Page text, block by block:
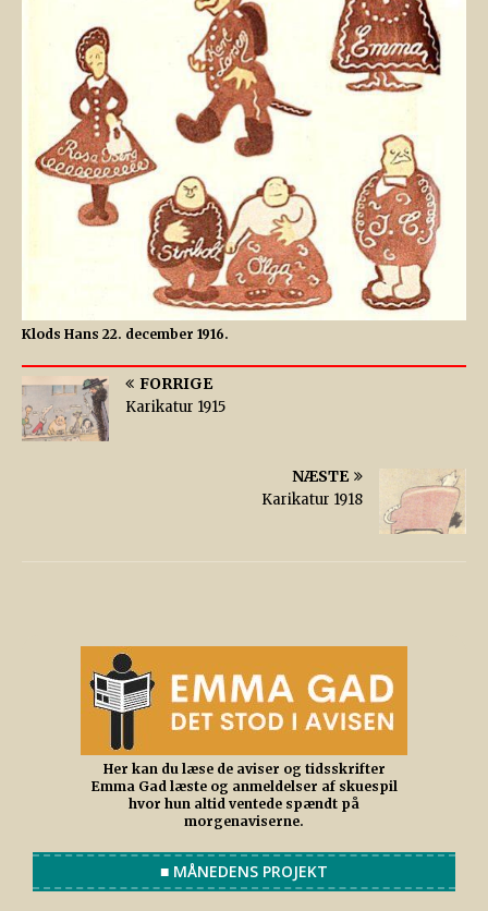
Klods Hans 22. december 1916.
FORRIGE
Karikatur 1915
NÆSTE
Karikatur 1918
Her kan du læse de aviser og tidsskrifter
Emma Gad læste og anmeldelser af skuespil
hvor hun altid ventede spændt på
morgenaviserne.
■ MÅNEDENS PROJEKT